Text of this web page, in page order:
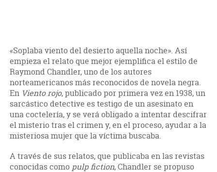
«Soplaba viento del desierto aquella noche». Así
empieza el relato que mejor ejemplifica el estilo de
Raymond Chandler, uno de los autores
norteamericanos más reconocidos de novela negra.
En Viento rojo, publicado por primera vez en 1938, un
sarcástico detective es testigo de un asesinato en
una coctelería, y se verá obligado a intentar descifrar
el misterio tras el crimen y, en el proceso, ayudar a la
misteriosa mujer que la víctima buscaba.
A través de sus relatos, que publicaba en las revistas
conocidas como pulp fiction, Chandler se propuso